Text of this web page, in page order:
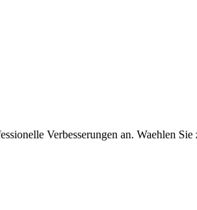
Verbesserungen an. Waehlen